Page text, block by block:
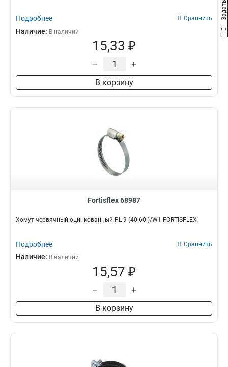
Подробнее Сравнить
Наличие: В наличии
15,33 ₽
– +
В корзину
Fortisflex 68987
Хомут червячный оцинкованный PL-9 (40-60 )/W1 FORTISFLEX
Подробнее Сравнить
Наличие: В наличии
15,57 ₽
– +
В корзину